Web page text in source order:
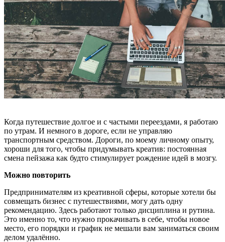
Когда путешествие долгое и с частыми переездами, я работаю
по утрам. И немного в дороге, если не управляю
транспортным средством. Дороги, по моему личному опыту,
хороши для того, чтобы придумывать креатив: постоянная
смена пейзажа как будто стимулирует рождение идей в мозгу.
Можно повторить
Предпринимателям из креативной сферы, которые хотели бы
совмещать бизнес с путешествиями, могу дать одну
рекомендацию. Здесь работают только дисциплина и рутина.
Это именно то, что нужно прокачивать в себе, чтобы новое
место, его порядки и график не мешали вам заниматься своим
делом удалённо.